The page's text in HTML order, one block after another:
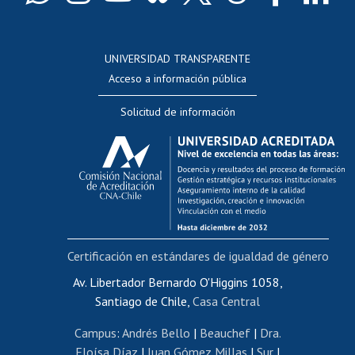
Evaluación docente
Calificación académica
Postulación al AUCAI
Funcionarias/os
Cursos internos de capacitación
Bienestar del personal
Portal de movilidad interna
Certificado de renta
Certificado de renta honorarios
Editar páginas blancas
UNIVERSIDAD TRANSPARENTE
Acceso a información pública
Solicitud de información
Av. Libertador Bernardo O'Higgins 1058,
Santiago de Chile, Casa Central
Campus: Andrés Bello | Beauchef| Dra.
Eloísa Díaz | Juan Gómez Millas | Sur |
Certificación en estándares de igualdad de género